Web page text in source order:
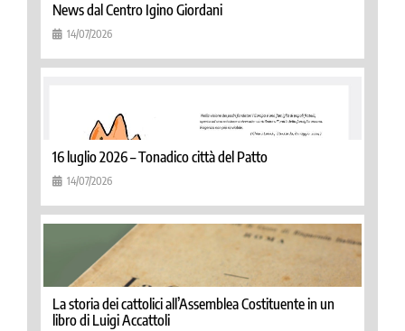
News dal Centro Igino Giordani
14/07/2026
16 luglio 2026 – Tonadico città del Patto
14/07/2026
La storia dei cattolici all’Assemblea Costituente in un
libro di Luigi Accattoli